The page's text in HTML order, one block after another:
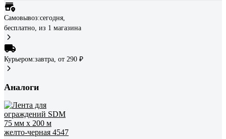
Самовывоз:сегодня,
бесплатно, из 1 магазина
Курьером:завтра, от 290 ₽
Аналоги